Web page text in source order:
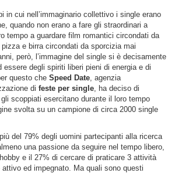
in cui nell’immaginario collettivo i single erano
quando non erano a fare gli straordinari a
tempo a guardare film romantici circondati da
e birra circondati da sporcizia mai
però, l’immagine del single si è decisamente
essere degli spiriti liberi pieni di energia e di
questo che Speed Date, agenzia
di feste per single, ha deciso di
scoppiati esercitano durante il loro tempo
svolta su un campione di circa 2000 single
del 79% degli uomini partecipanti alla ricerca
una passione da seguire nel tempo libero,
e il 27% di cercare di praticare 3 attività
ed impegnato. Ma quali sono questi